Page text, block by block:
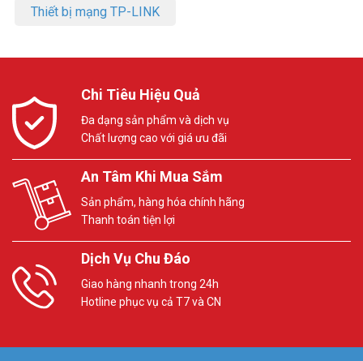
Thiết bị mạng TP-LINK
Chi Tiêu Hiệu Quả
Đa dạng sản phẩm và dịch vụ
Chất lượng cao với giá ưu đãi
An Tâm Khi Mua Sắm
Sản phẩm, hàng hóa chính hãng
Thanh toán tiện lợi
Dịch Vụ Chu Đáo
Giao hàng nhanh trong 24h
Hotline phục vụ cả T7 và CN